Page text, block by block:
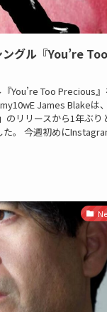
グル『You’re Too
You’re Too Precious』
James Blakeは
のリリースから1年ぶり
。 今週初めに